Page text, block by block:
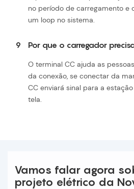
no período de carregamento e
um loop no sistema.
9 Por que o carregador
O terminal CC ajuda as
da conexão, se conectar da
CC enviará sinal para a
tela.
Vamos falar agora
projeto elétrico da